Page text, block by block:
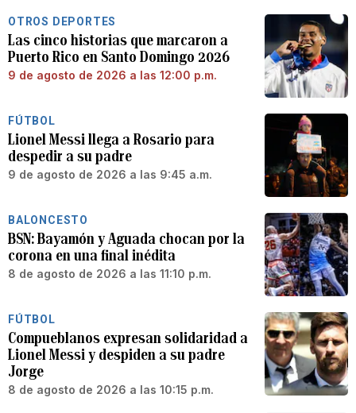
OTROS DEPORTES
Las cinco historias que marcaron a
Puerto Rico en Santo Domingo 2026
9 de agosto de 2026 a las 12:00 p.m.
FÚTBOL
Lionel Messi llega a Rosario para
despedir a su padre
9 de agosto de 2026 a las 9:45 a.m.
BALONCESTO
BSN: Bayamón y Aguada chocan por la
corona en una final inédita
8 de agosto de 2026 a las 11:10 p.m.
FÚTBOL
Compueblanos expresan solidaridad a
Lionel Messi y despiden a su padre
Jorge
8 de agosto de 2026 a las 10:15 p.m.